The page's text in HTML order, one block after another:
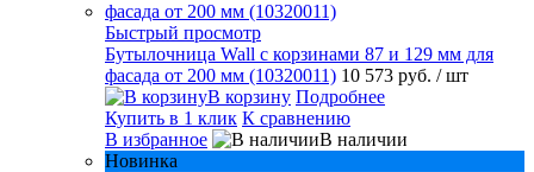
Быстрый просмотр
Бутылочница Wall с корзинами 87 и 129 мм для
фасада от 200 мм (10320011) 10 573 руб. / шт
В корзину Подробнее
Купить в 1 клик К сравнению
В избранное
В наличии
Новинка